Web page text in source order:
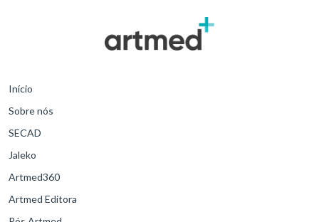
Início
Sobre nós
SECAD
Jaleko
Artmed360
Artmed Editora